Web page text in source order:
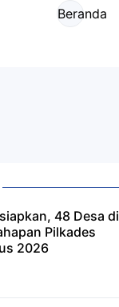
Beranda
48 Desa di
Pilkades
2026